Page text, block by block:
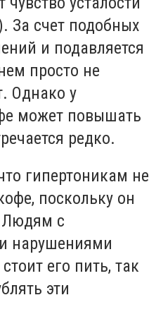
За счет подобных
и подавляется
просто не
Однако у
может повышать
редко.
гипертоникам не
поскольку он
Людям с
нарушениями
его пить, так
эти